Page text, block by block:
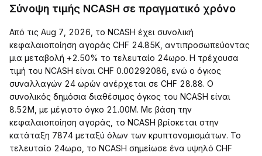
Σύνοψη τιμής NCASH σε πραγματικό χρόνο
Από τις Aug 7, 2026, το NCASH έχει συνολική
κεφαλαιοποίηση αγοράς CHF 24.85K, αντιπροσωπεύοντας
μια μεταβολή +2.50% το τελευταίο 24ωρο. Η τρέχουσα
τιμή του NCASH είναι CHF 0.00292086, ενώ ο όγκος
συναλλαγών 24 ωρών ανέρχεται σε CHF 28.88. Ο
συνολικός δημόσια διαθέσιμος όγκος του NCASH είναι
8.52M, με μέγιστο όγκο 21.00M. Με βάση την
κεφαλαιοποίηση αγοράς, το NCASH βρίσκεται στην
κατάταξη 7874 μεταξύ όλων των κρυπτονομισμάτων. Το
τελευταίο 24ωρο, το NCASH σημείωσε ένα υψηλό CHF